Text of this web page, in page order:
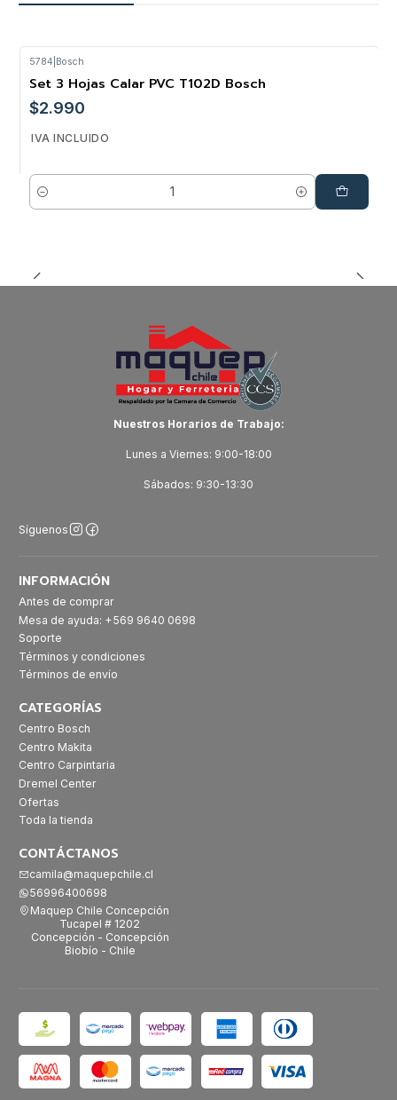
5784 Bosch
Set 3 Hojas Calar PVC T102D Bosch
$2.990
IVA INCLUIDO
Cantidad
Nuestros Horarios de Trabajo:
Lunes a Viernes: 9:00-18:00
Sábados: 9:30-13:30
Síguenos
INFORMACIÓN
Antes de comprar
Mesa de ayuda: +569 9640 0698
Soporte
Términos y condiciones
Términos de envío
CATEGORÍAS
Centro Bosch
Centro Makita
Centro Carpintaria
Dremel Center
Ofertas
Toda la tienda
CONTÁCTANOS
camila@maquepchile.cl
56996400698
Maquep Chile Concepción
Tucapel # 1202
Concepción - Concepción
Biobío - Chile